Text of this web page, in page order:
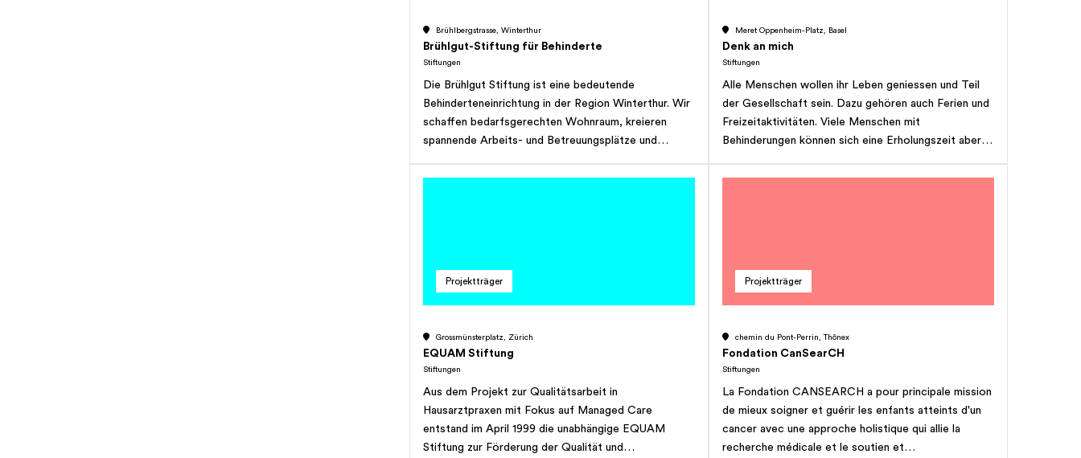
Brühlbergstrasse, Winterthur
Brühlgut-Stiftung für Behinderte
Stiftungen
Die Brühlgut Stiftung ist eine bedeutende
Behinderteneinrichtung in der Region Winterthur. Wir
schaffen bedarfsgerechten Wohnraum, kreieren
spannende Arbeits- und Betreuungsplätze und
Beeinträchtigung an den unterschiedlichen Bereichen
Wohnformen. Rund 35 Lernende absolvieren bei uns
in diversen Berufen eine Ausbildung in geschütztem
Rahmen. Zusätzlich führen wir eine Ergo- und
52 Plätzen für Kinder mit und ohne Beeinträchtigung.
Meret Oppenheim-Platz, Basel
Denk an mich
Stiftungen
Alle Menschen wollen ihr Leben geniessen und Teil
der Gesellschaft sein. Dazu gehören auch Ferien und
Freizeitaktivitäten. Viele Menschen mit
Behinderungen können sich eine Erholungszeit aber
diese Lücke, unterstützt finanziell und schafft so ein
Projektträger
Grossmünsterplatz, Zürich
EQUAM Stiftung
Stiftungen
Aus dem Projekt zur Qualitätsarbeit in
Hausarztpraxen mit Fokus auf Managed Care
entstand im April 1999 die unabhängige EQUAM
Stiftung zur Förderung der Qualität und
Projektträger
chemin du Pont-Perrin, Thônex
Fondation CanSearCH
Stiftungen
La Fondation CANSEARCH a pour principale mission
de mieux soigner et guérir les enfants atteints d'un
cancer avec une approche holistique qui allie la
recherche médicale et le soutien et